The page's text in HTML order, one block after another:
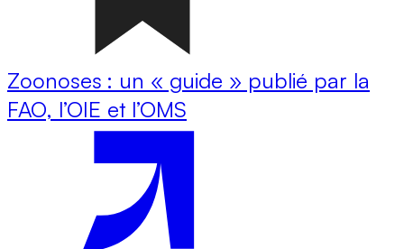
Zoonoses : un « guide » publié par la
FAO, l’OIE et l’OMS